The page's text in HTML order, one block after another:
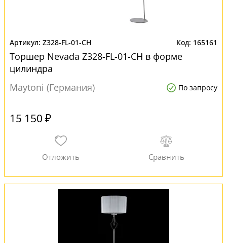
Z328-FL-01-CH 165161
Торшер Nevada Z328-FL-01-CH в форме
цилиндра
Maytoni (Германия)
По запросу
15 150 ₽